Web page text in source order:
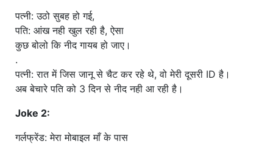
पत्नी: उठो सुबह हो गई,
पति: आंख नही खुल रही है, ऐसा
कुछ बोलो कि नीद गायब हो जाए।
.
पत्नी: रात में जिस जानू से चैट कर रहे थे, वो मेरी दूसरी ID है।
अब बेचारे पति को 3 दिन से नीद नही आ रही है।
Joke 2:
गर्लफ्रेंड: मेरा मोबाइल माँ के पास